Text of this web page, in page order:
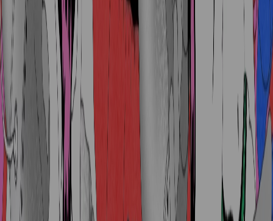
Newsletter